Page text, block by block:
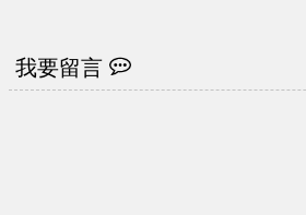
我要留言